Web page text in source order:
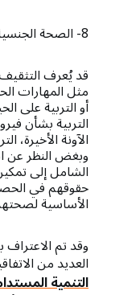
8- الصحة الجنسية والإنجابية
قد يُعرف
مثل المهارات
أو التربية على
التربية بشأن
الآونة الأخيرة،
وبغض النظر عن
الشامل إلى
حقوقهم في
الأساسية
وقد تم
العديد من
التنمية